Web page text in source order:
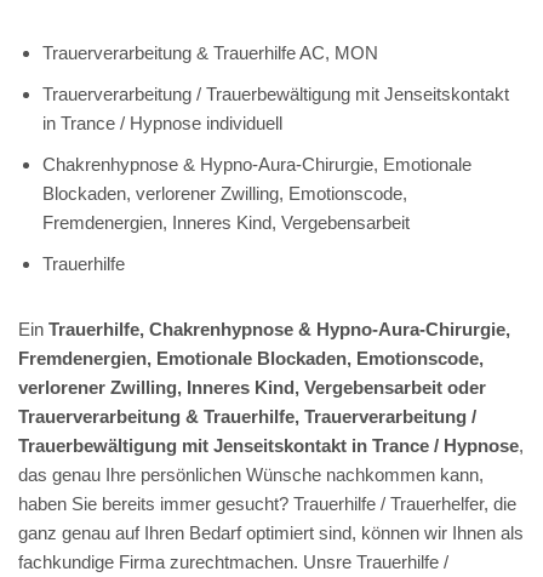
Trauerverarbeitung & Trauerhilfe AC, MON
Trauerverarbeitung / Trauerbewältigung mit Jenseitskontakt
in Trance / Hypnose individuell
Chakrenhypnose & Hypno-Aura-Chirurgie, Emotionale
Blockaden, verlorener Zwilling, Emotionscode,
Fremdenergien, Inneres Kind, Vergebensarbeit
Trauerhilfe
Ein Trauerhilfe, Chakrenhypnose & Hypno-Aura-Chirurgie,
Fremdenergien, Emotionale Blockaden, Emotionscode,
verlorener Zwilling, Inneres Kind, Vergebensarbeit oder
Trauerverarbeitung & Trauerhilfe, Trauerverarbeitung /
Trauerbewältigung mit Jenseitskontakt in Trance / Hypnose,
das genau Ihre persönlichen Wünsche nachkommen kann,
haben Sie bereits immer gesucht? Trauerhilfe / Trauerhelfer, die
ganz genau auf Ihren Bedarf optimiert sind, können wir Ihnen als
fachkundige Firma zurechtmachen. Unsre Trauerhilfe /